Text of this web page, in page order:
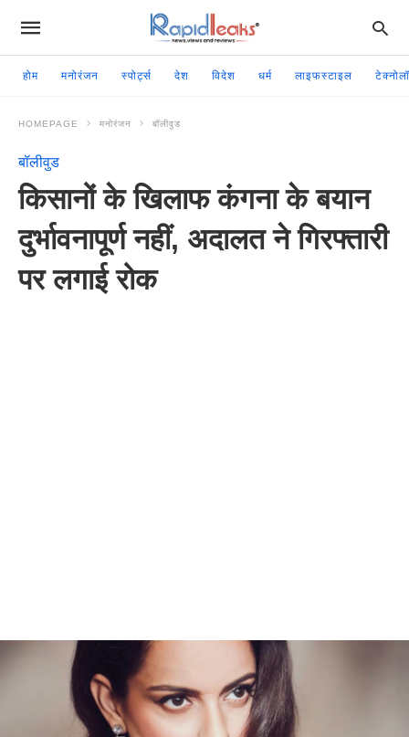
होम मनोरंजन स्पोर्ट्स देश विदेश धर्म लाइफस्टाइल
HOMEPAGE मनोरंजन बॉलीवुड
बॉलीवुड
किसानों के खिलाफ कंगना के बयान
दुर्भावनापूर्ण नहीं, अदालत ने गिरफ्तारी
पर लगाई रोक